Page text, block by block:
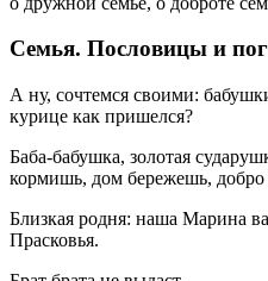
Семья. Пословицы и
А ну, сочтемся своими:
курице как пришелся?
Баба-бабушка, золотая
кормишь, дом бережешь, добро
Близкая родня: наша Марина
Прасковья.